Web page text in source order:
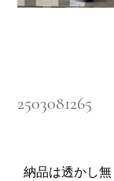
2503081265
納品は透かし